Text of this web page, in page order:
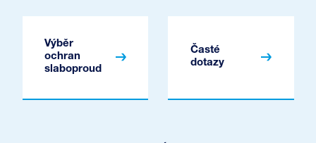
Výběr
ochran
slaboproud
Časté
dotazy